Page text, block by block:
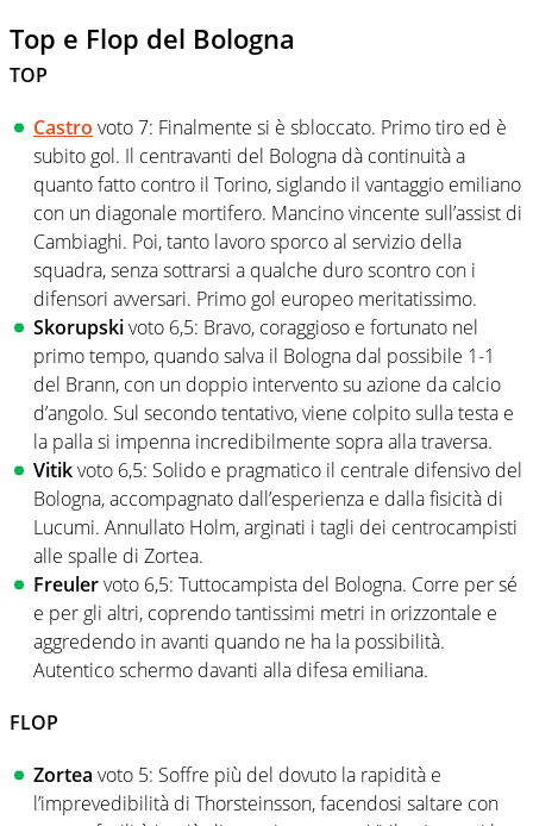
Top e Flop del Bologna
TOP
Castro voto 7: Finalmente si è sbloccato. Primo tiro ed è
subito gol. Il centravanti del Bologna dà continuità a
quanto fatto contro il Torino, siglando il vantaggio emiliano
con un diagonale mortifero. Mancino vincente sull’assist di
Cambiaghi. Poi, tanto lavoro sporco al servizio della
squadra, senza sottrarsi a qualche duro scontro con i
difensori avversari. Primo gol europeo meritatissimo.
Skorupskivoto 6,5: Bravo, coraggioso e fortunato nel
primo tempo, quando salva il Bologna dal possibile 1-1
del Brann, con un doppio intervento su azione da calcio
d’angolo. Sul secondo tentativo, viene colpito sulla testa e
la palla si impenna incredibilmente sopra alla traversa.
Vitikvoto 6,5: Solido e pragmatico il centrale difensivo del
Bologna, accompagnato dall’esperienza e dalla fisicità di
Lucumi. Annullato Holm, arginati i tagli dei centrocampisti
alle spalle di Zortea.
Freulervoto 6,5: Tuttocampista del Bologna. Corre per sé
e per gli altri, coprendo tantissimi metri in orizzontale e
aggredendo in avanti quando ne ha la possibilità.
Autentico schermo davanti alla difesa emiliana.
FLOP
Zortea voto 5: Soffre più del dovuto la rapidità e
l’imprevedibilità di Thorsteinsson, facendosi saltare con